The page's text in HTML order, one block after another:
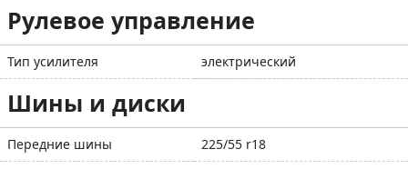
Рулевое управление
Тип усилителя электрический
Шины и диски
Передние шины
225/55 r18